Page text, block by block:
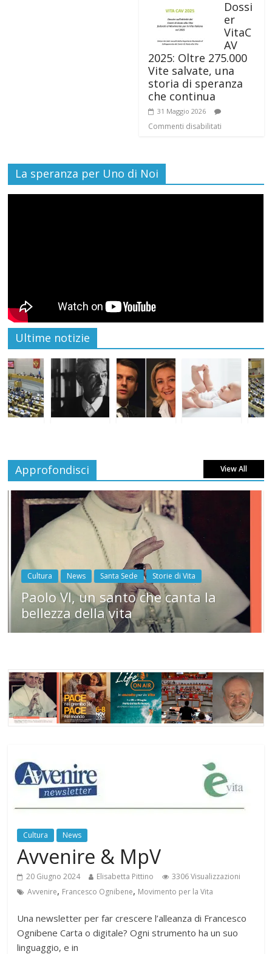
Dossi
er
VitaC
AV
2025: Oltre 275.000
Vite salvate, una
storia di speranza
che continua
31 Maggio 2026
Commenti disabilitati
La speranza per Uno di Noi
Ultime notizie
Approfondisci View All
Cultura News Santa Sede Storie di Vita
Paolo VI, un santo che canta la
bellezza della vita
Cultura News
Avvenire & MpV
20 Giugno 2024 Elisabetta Pittino
3306 Visualizzazioni
Avvenire, Francesco Ognibene, Movimento per la Vita
Una newsletter per far crescere l’alleanza di Francesco
Ognibene Carta o digitale? Ogni strumento ha un suo
linguaggio, e in